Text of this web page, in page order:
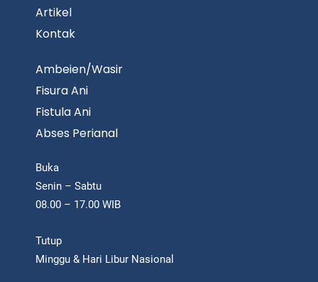
Artikel
Kontak
Ambeien/Wasir
Fisura Ani
Fistula Ani
Abses Perianal
Buka
Senin – Sabtu
08.00 – 17.00 WIB
Tutup
Minggu & Hari Libur Nasional